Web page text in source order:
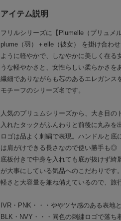
アイテム説明
フリルシリーズに【Plumelle（プリュメ
plume（羽）＋elle（彼女） を掛け合わ
ように軽やかで、しなやかに美しく在る
うな軽やかさと、女性らしい柔らかさを
繊細でありながらも芯のあるエレガンス
モチーフのシリーズ名です。
人気のプリュムシリーズから、大き目
入れたタックがふんわりと前後に丸みを
ロゴは品よく刺繍で表現。ハンドルと
は肩がけできる長さなので使い勝手も◎
底板付きで中身を入れても底が抜けず
が大事にしている気品へのこだわりです。
軽さと大容量を兼ね備えているので、旅
IVR・PNK・・・ややツヤ感のある表地
BLK・NVY・・・同色の刺繍ロゴで落ち